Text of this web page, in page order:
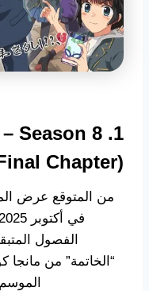
1.
Season 8
Chapter)
من المتوقع عرض
الفصول
“الخاتمة” من